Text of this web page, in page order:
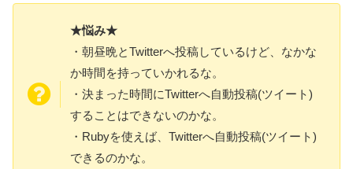
★悩み★
・朝昼晩とTwitterへ投稿しているけど、なかな
か時間を持っていかれるな。
・決まった時間にTwitterへ自動投稿(ツイート)
することはできないのかな。
・Rubyを使えば、Twitterへ自動投稿(ツイート)
できるのかな。